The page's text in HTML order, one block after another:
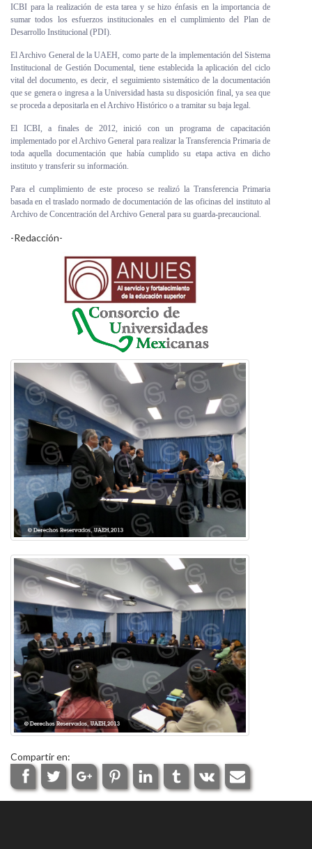
ICBI para la realización de esta tarea y se hizo énfasis en la importancia de
sumar todos los esfuerzos institucionales en el cumplimiento del Plan de
Desarrollo Institucional (PDI).
El Archivo General de la UAEH, como parte de la implementación del Sistema
Institucional de Gestión Documental, tiene establecida la aplicación del ciclo
vital del documento, es decir, el seguimiento sistemático de la documentación
que se genera o ingresa a la Universidad hasta su disposición final, ya sea que
se proceda a depositarla en el Archivo Histórico o a tramitar su baja legal.
El ICBI, a finales de 2012, inició con un programa de capacitación
implementado por el Archivo General para realizar la Transferencia Primaria de
toda aquella documentación que había cumplido su etapa activa en dicho
instituto y transferir su información.
Para el cumplimiento de este proceso se realizó la Transferencia Primaria
basada en el traslado normado de documentación de las oficinas del instituto al
Archivo de Concentración del Archivo General para su guarda-precaucional.
-Redacción-
Compartir en: